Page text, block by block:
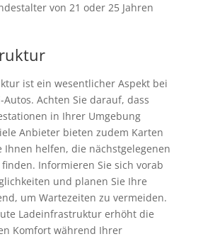
von 21 oder 25 Jahren
ist ein wesentlicher Aspekt bei
Achten Sie darauf, dass
in Ihrer Umgebung
Anbieter bieten zudem Karten
Ihnen helfen, die nächstgelegenen
Informieren Sie sich vorab
und planen Sie Ihre
um Wartezeiten zu vermeiden.
Ladeinfrastruktur erhöht die
Komfort während Ihrer